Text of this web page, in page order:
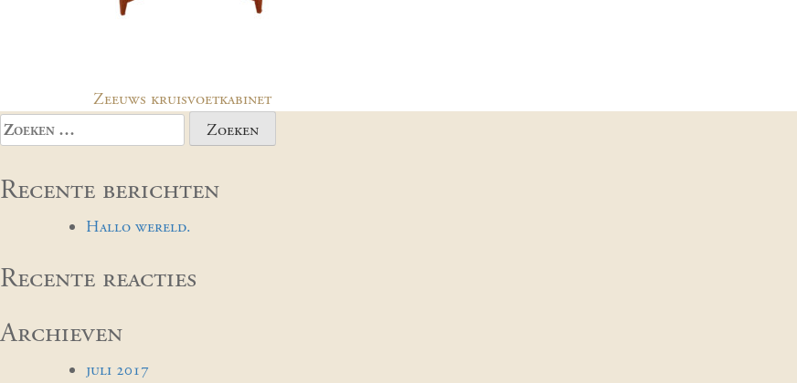
Bericht
Zeeuws kruisvoetkabinet
Zoeken
naar:
Recente berichten
Hallo wereld.
Recente reacties
Archieven
juli 2017